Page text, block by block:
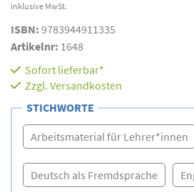
inklusive MwSt.
ISBN: 9783944911335
Artikelnr: 1648
Sofort lieferbar*
Zzgl. Versandkosten
STICHWORTE
Arbeitsmaterial für Lehrer*innen
Deutsch als Fremdsprache